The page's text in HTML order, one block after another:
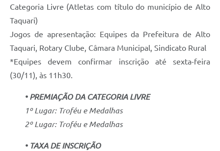
Categoria Livre (Atletas com título do município de Alto
Taquari)
Jogos de apresentação: Equipes da Prefeitura de Alto
Taquari, Rotary Clube, Câmara Municipal, Sindicato Rural
*Equipes devem confirmar inscrição até sexta-feira
(30/11), às 11h30.
• PREMIAÇÃO DA CATEGORIA LIVRE
1º Lugar: Troféu e Medalhas
2º Lugar: Troféu e Medalhas
• TAXA DE INSCRIÇÃO